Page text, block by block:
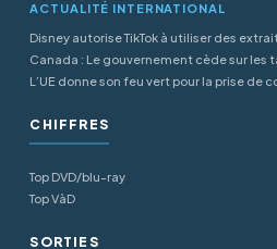
ACTUALITÉ INTERNATIONAL
Disney autorise TikTok à utiliser des
Canada : Le gouvernement cède sur les
L’UE donne son feu vert pour la prise de
CHIFFRES
Top DVD/blu-ray
Top VàD
SORTIES